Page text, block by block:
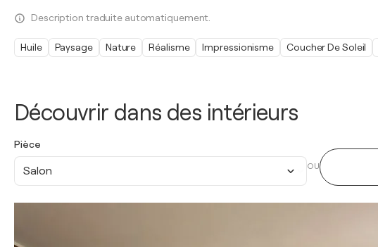
Découvrir dans des intérieurs
Pièce
Salon OU
Description traduite automatiquement.
Huile Paysage Nature Réalisme Impressionisme Coucher De Soleil